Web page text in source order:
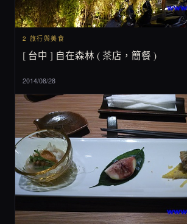
2 旅行與美食
[ 台中 ] 自在森林 ( 茶店，簡餐 )
2014/08/28